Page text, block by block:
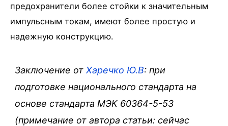
предохранители более стойки к значительным
импульсным токам, имеют более простую и
надежную конструкцию.
Заключение от Харечко Ю.В: при
подготовке национального стандарта на
основе стандарта МЭК 60364-5-53
(примечание от автора статьи: сейчас